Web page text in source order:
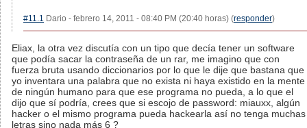
#11.1 Dario - febrero 14, 2011 - 08:40 PM (20:40 horas) (responder)
Eliax, la otra vez discutía con un tipo que decía tener un software
que podía sacar la contraseña de un rar, me imagino que con
fuerza bruta usando diccionarios por lo que le dije que bastana que
yo inventara una palabra que no exista ni haya existido en la mente
de ningún humano para que ese programa no pueda, a lo que el
dijo que sí podría, crees que si escojo de password: miauxx, algún
hacker o el mismo programa pueda hackearla así no tenga muchas
letras sino nada más 6 ?